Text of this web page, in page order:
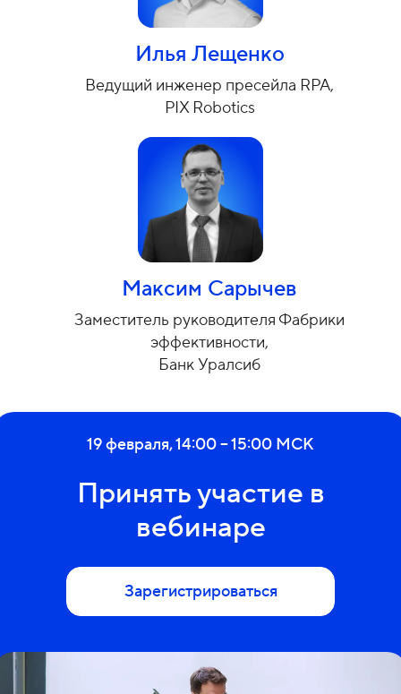
Илья Лещенко
Ведущий инженер пресейла RPA,
PIX Robotics
Максим Сарычев
Заместитель руководителя Фабрики
эффективности,
Банк Уралсиб
19 февраля, 14:00 – 15:00 МСК
Принять участие в
вебинаре
Зарегистрироваться